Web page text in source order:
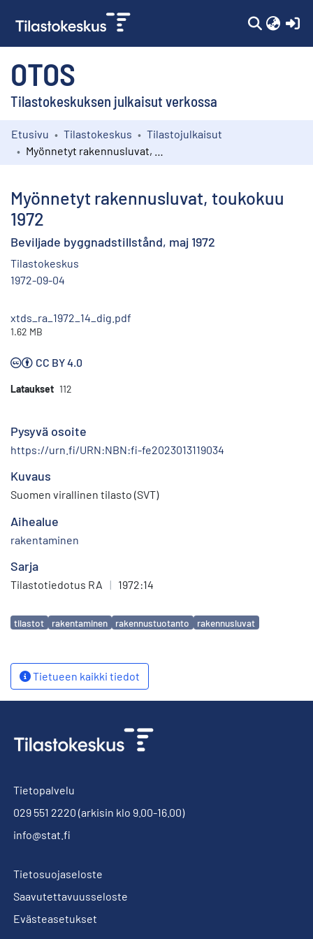
OTOS
Tilastokeskuksen julkaisut verkossa
Kokoelmat
Etusivu Tilastokeskus
Tilastojulkaisut
Myönnetyt rakennusluvat, toukokuu
1972
Beviljade byggnadstillstånd, maj 1972
Tilastokeskus
1972-09-04
xtds_ra_1972_14_dig.pdf
1.62 MB
CC BY 4.0
Lataukset 112
Pysyvä osoite
https://urn.fi/URN:NBN:fi-fe2023013119034
Kuvaus
Suomen virallinen tilasto (SVT)
Aihealue
rakentaminen
Sarja
Tilastotiedotus RA | 1972:14
Avainsanat
tilastot rakentaminen rakennustuotanto rakennusluvat
Tietueen kaikki tiedot
Tietopalvelu
029 551 2220 (arkisin klo 9.00-16.00)
info@stat.fi
Tietosuojaseloste
Saavutettavuusseloste
Evästeasetukset